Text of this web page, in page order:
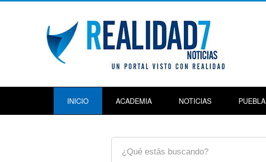
INICIO ACADEMIA NOTICIAS PUEBLA